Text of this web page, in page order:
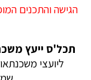
הגישה והתכנים
תכל'ס ייעץ
ליועצי